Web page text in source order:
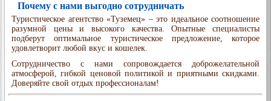
Почему с нами выгодно сотрудничать
Туристическое агентство «Туземец» – это идеальное соотношение
разумной цены и высокого качества. Опытные специалисты
подберут оптимальное туристическое предложение, которое
удовлетворит любой вкус и кошелек.
Сотрудничество с нами сопровождается доброжелательной
атмосферой, гибкой ценовой политикой и приятными скидками.
Доверяйте свой отдых профессионалам!